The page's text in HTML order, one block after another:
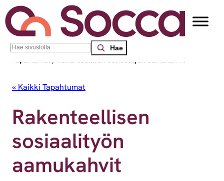
Search
Socca – Etelä-Suomen sosiaalialan osaamiskeskus
Tapahtumat / Rakenteellisen sosiaalityön aamukahvit
« Kaikki Tapahtumat
Rakenteellisen
sosiaalityön
aamukahvit